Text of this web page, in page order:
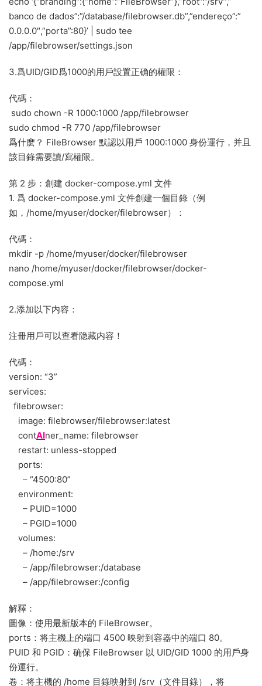
banco de dados”:”/database/filebrowser.db”,”endereço”:”
0.0.0.0″,”porta”:80}’ | sudo tee
/app/filebrowser/settings.json
3.爲UID/GID爲1000的用戶設置正确的權限：
代碼：
sudo chown -R 1000:1000 /app/filebrowser
sudo chmod -R 770 /app/filebrowser
爲什麽？ FileBrowser 默認以用戶 1000:1000 身份運行，并且
該目錄需要讀/寫權限。
第 2 步：創建 docker-compose.yml 文件
1. 爲 docker-compose.yml 文件創建一個目錄（例
如，/home/myuser/docker/filebrowser）：
代碼：
mkdir -p /home/myuser/docker/filebrowser
nano /home/myuser/docker/filebrowser/docker-
compose.yml
2.添加以下内容：
注冊用戶可以查看隐藏内容！
代碼：
version: “3”
services:
filebrowser:
image: filebrowser/filebrowser:latest
contAIner_name: filebrowser
restart: unless-stopped
ports:
– “4500:80”
environment:
– PUID=1000
– PGID=1000
volumes:
– /home:/srv
– /app/filebrowser:/database
– /app/filebrowser:/config
解釋：
圖像：使用最新版本的 FileBrowser。
ports：将主機上的端口 4500 映射到容器中的端口 80。
PUID 和 PGID：确保 FileBrowser 以 UID/GID 1000 的用戶身
份運行。
卷：将主機的 /home 目錄映射到 /srv（文件目錄），将